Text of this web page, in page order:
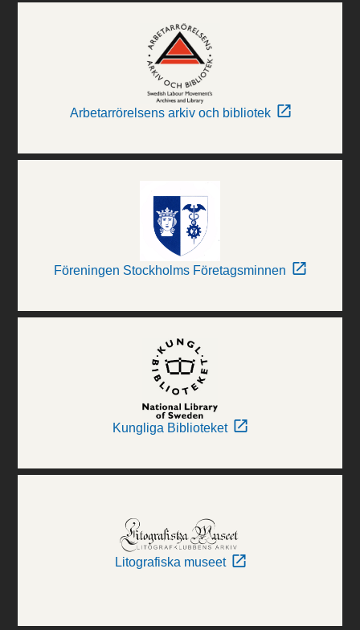
Arbetarrörelsens arkiv och bibliotek
Föreningen Stockholms Företagsminnen
Kungliga Biblioteket
Litografiska museet